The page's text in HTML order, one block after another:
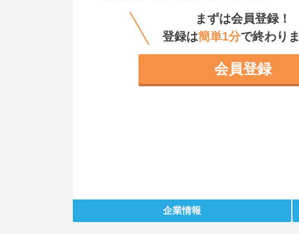
まずは会員登録！
登録は簡単1分で終わり
会員登録
企業情報